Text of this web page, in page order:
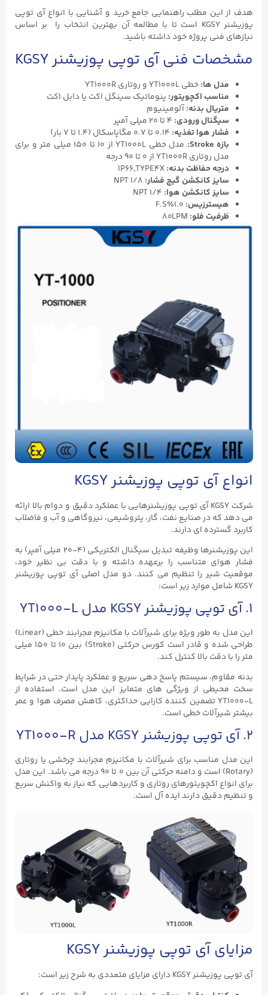
هدف از این مطلب راهنمایی جامع خرید و آشنایی با انواع آی توپی
پوزیشنر KGSY است تا با مطالعه آن بهترین انتخاب را بر اساس
نیازهای فنی پروژه خود داشته باشید.
مشخصات فنی آی توپی پوزیشنر KGSY
مدل ها:خطی YT1000L و روتاری YT1000R
مناسب اکچویتور: پنوماتیک سینگل اکت یا دابل اکت
متریال بدنه:آلومینیوم
سیگنال ورودی:
فشار هوا تغذیه:
بازه Stroke:
مدل خظی YT1000L از ۱۰ تا ۱۵۰ میلی متر و برای
مدل روتاری YT1000R از ۰ تا ۹۰ درجه
درجه حفاظت بدنه:
سایز کانکشن گیج فشار:
سایز کانکشن هوا: NPT 1/4
هیسترزیس: 1.0%F.S
ظرفیت فلو: 80LPM
انواع آی توپی پوزیشنر KGSY
شرکت KGSY آی‌ توپی پوزیشنرهایی با عملکرد دقیق و دوام بالا ارائه
می‌ دهد که در صنایع نفت، گاز، پتروشیمی، نیروگاهی و آب و فاضلاب
کاربرد گسترده ای دارند.
این پوزیشنرها وظیفه تبدیل سیگنال الکتریکی (۴-۲۰ میلی‌ آمپر) به
فشار هوای متناسب را برعهده داشته و با دقت بی‌ نظیر خود،
موقعیت شیر را تنظیم می‌ کنند. دو مدل اصلی آی توپی پوزیشنر
KGSY شامل موارد زیر است:
۱. آی توپی پوزیشنر KGSY مدل YT1000-L
این مدل به‌ طور ویژه برای شیرآلات با مکانیزم مجرابند خطی (Linear)
طراحی شده و قادر است کورس حرکتی (Stroke) بین ۱۰ تا ۱۵۰ میلی‌
متر را با دقت بالا کنترل کند.
بدنه مقاوم، سیستم پاسخ‌ دهی سریع و عملکرد پایدار حتی در شرایط
سخت محیطی از ویژگی‌ های متمایز این مدل است. استفاده از
YT1000-L تضمین‌ کننده کارایی حداکثری، کاهش مصرف هوا و عمر
بیشتر شیرآلات خطی است.
۲. آی توپی پوزیشنر KGSY مدل YT1000-R
این مدل مناسب برای شیرآلات با مکانیزم مجرابند چرخشی یا روتاری
(Rotary) است و دامنه حرکتی آن بین ۰ تا ۹۰ درجه می‌ باشد. این مدل
برای انواع اکچویتورهای روتاری و کاربردهایی که نیاز به واکنش سریع
و تنظیم دقیق دارند ایده‌ آل است.
مزایای آی توپی پوزیشنر KGSY
آی توپی پوزیشنر KGSY دارای مزایای متعددی به شرح زیر است: